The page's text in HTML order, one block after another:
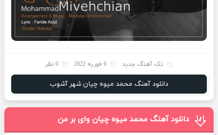
تک آهنگ جدید 6 فوریه 2022 0 نظر
دانلود آهنگ محمد میوه چیان شهر آشوب
دانلود آهنگ محمد میوه چیان وای بر من